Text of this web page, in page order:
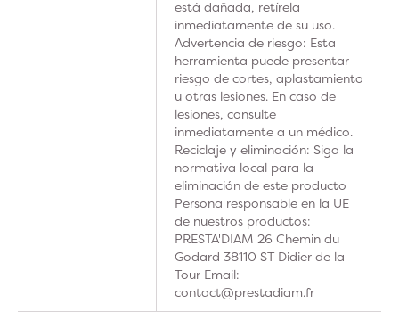
está dañada, retírela
inmediatamente de su uso.
Advertencia de riesgo: Esta
herramienta puede presentar
riesgo de cortes, aplastamiento
u otras lesiones. En caso de
lesiones, consulte
inmediatamente a un médico.
Reciclaje y eliminación: Siga la
normativa local para la
eliminación de este producto
Persona responsable en la UE
de nuestros productos:
PRESTA'DIAM 26 Chemin du
Godard 38110 ST Didier de la
Tour Email:
contact@prestadiam.fr